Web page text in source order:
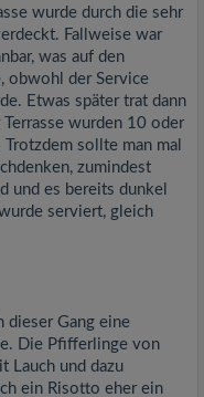
wurde durch die sehr
Fallweise war
was auf den
obwohl der Service
Etwas später trat dann
wurden 10 oder
sollte man mal
zumindest
und es bereits dunkel
serviert, gleich
dieser Gang eine
Die Pfifferlinge von
Lauch und dazu
ein Risotto eher ein